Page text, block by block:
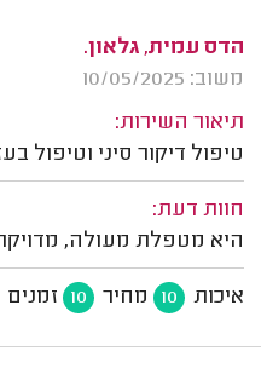
הדס עמית, גלאון.
משוב: 10/05/2025
תיאור השירות:
טיפול דיקור סיני וטיפול
חוות דעת:
היא מטפלת מעולה,
איכות 10 מחיר 10 זמנים